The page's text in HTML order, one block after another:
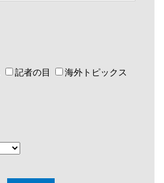
記者の目 海外トピックス